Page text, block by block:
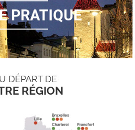
PRATIQUE
DÉPART DE
RÉGION